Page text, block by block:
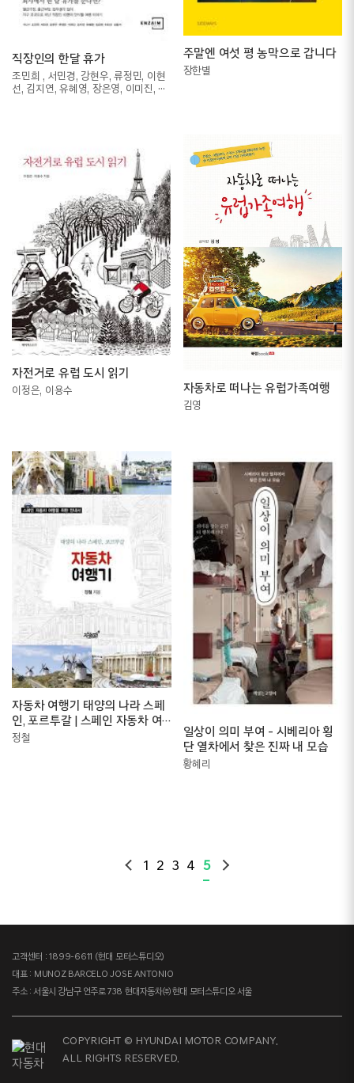
직장인의 한달 휴가
조민희 , 서민경, 강현우, 류정민, 이현
선, 김지연, 유혜영, 장은영, 이미진, 김
주말엔 여섯 평 농막으로 갑니다
장한별
자전거로 유럽 도시 읽기
이정은, 이용수 자동차로 떠나는 유럽가족여행
김영
자동차 여행기 태양의 나라 스페
인, 포르투갈 | 스페인 자동차 여
행을 위한 안내서
정철
일상이 의미 부여 - 시베리아 횡
단 열차에서 찾은 진짜 내 모습
황혜리
1 2 3 4 5
고객센터 : 1899-6611 (현대 모터스튜디오)
대표 : MUNOZ BARCELO JOSE ANTONIO
주소 : 서울시 강남구 언주로 738 현대자동차㈜ 현대 모터스튜디오 서울
COPYRIGHT © HYUNDAI MOTOR COMPANY.
ALL RIGHTS RESERVED.